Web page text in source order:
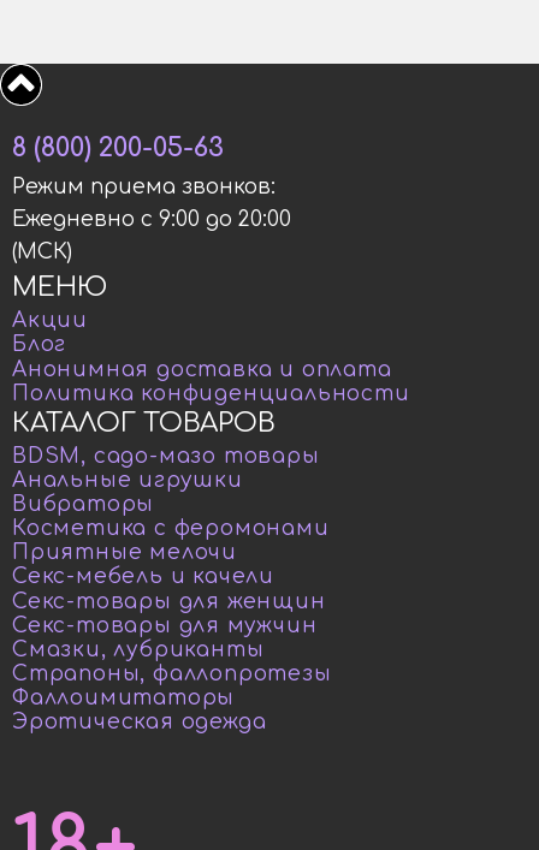
КАТАЛОГ ТОВАРОВ
BDSM, садо-мазо товары
Анальные игрушки
Вибраторы
Косметика с феромонами
Приятные мелочи
Секс-мебель и качели
Секс-товары для женщин
Секс-товары для мужчин
Смазки, лубриканты
Страпоны, фаллопротезы
Фаллоимитаторы
Эротическая одежда
МЕНЮ
Акции
Блог
Анонимная доставка и оплата
Политика конфиденциальности
8 (800) 200-05-63
Режим приема звонков:
Ежедневно с 9:00 до 20:00
(МСК)